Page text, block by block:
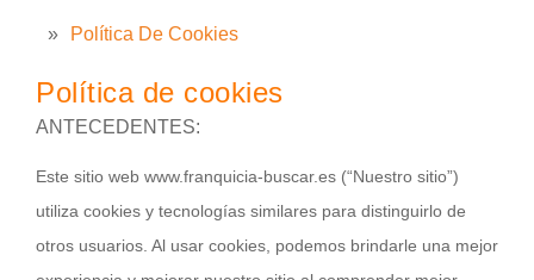
» Política De Cookies
Política de cookies
ANTECEDENTES:
Este sitio web www.franquicia-buscar.es (“Nuestro sitio”)
utiliza cookies y tecnologías similares para distinguirlo de
otros usuarios. Al usar cookies, podemos brindarle una mejor